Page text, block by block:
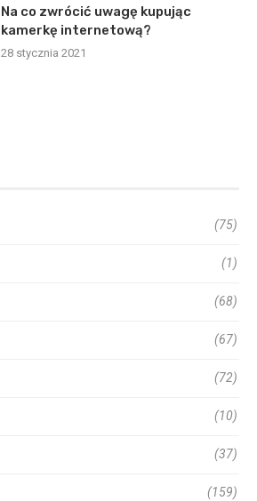
Na co zwrócić uwagę kupując
kamerkę internetową?
28 stycznia 2021
(75)
(1)
(68)
(67)
(72)
(10)
(37)
(159)